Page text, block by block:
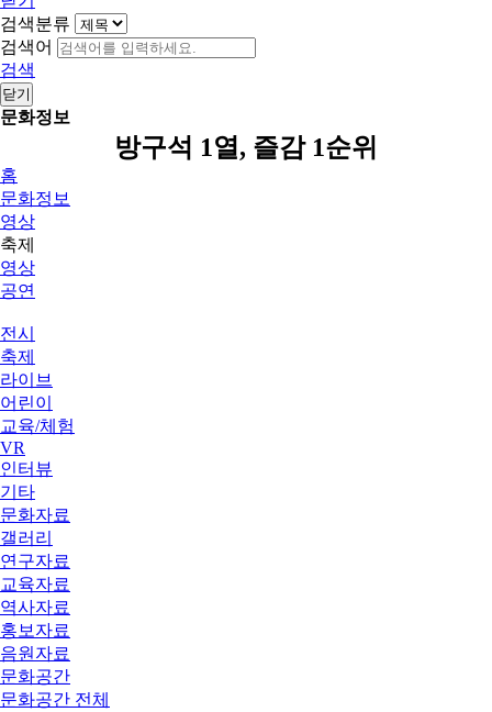
검색분류
검색어
검색
닫기
문화정보
방구석 1열, 즐감 1순위
홈
문화정보
영상
축제
영상
공연
전시
축제
라이브
어린이
교육/체험
VR
인터뷰
기타
문화자료
갤러리
연구자료
교육자료
역사자료
홍보자료
음원자료
문화공간
문화공간 전체